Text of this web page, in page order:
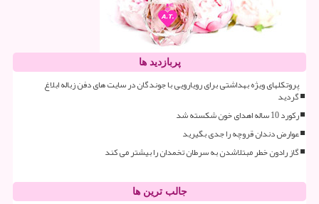
پربازدید ها
پروتکلهای ویژه بهداشتی برای رویارویی با جوندگان در سایت های دفن زباله ابلاغ
گردید
رکورد 10 ساله اهدای خون شکسته شد
عوارض دندان قروچه را جدی بگیرید
گاز رادون خطر مبتلاشدن به سرطان تخمدان را بیشتر می کند
جالب ترین ها